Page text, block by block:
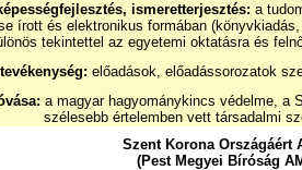
ismeretterjesztés: a
írott és elektronikus formában
tekintettel az egyetemi oktatásra és
előadások, előadássorozatok
a magyar hagyománykincs védelme, a
szélesebb értelemben vett társadalmi
Szent Korona Országáért
(Pest Megyei Bíróság